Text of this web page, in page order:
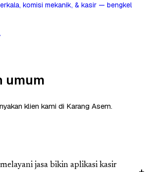
komisi mekanik, & kasir — bengkel
umum
klien kami di Karang Asem.
jasa bikin aplikasi kasir